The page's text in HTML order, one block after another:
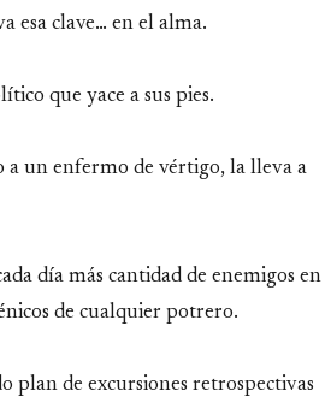
esa clave… en el alma.
que yace a sus pies.
a un enfermo de vértigo, la lleva a
día más cantidad de enemigos en
de cualquier potrero.
plan de excursiones retrospectivas